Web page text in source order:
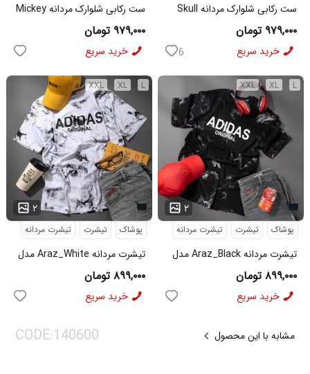
ست رکابی شلوارک مردانه Mickey
مدل 3996
۹۷۹,۰۰۰ تومان
خرید سریع
ست رکابی شلوارک مردانه Skull
مدل 3995
۹۷۹,۰۰۰ تومان
خرید سریع 6
L
XL
XXL
۲
پوشاک تیشرت تیشرت مردانه
تیشرت مردانه Araz_White مدل
3992
۸۹۹,۰۰۰ تومان
خرید سریع
L
XL
XXL
۲
پوشاک تیشرت تیشرت مردانه
تیشرت مردانه Araz_Black مدل
3991
۸۹۹,۰۰۰ تومان
خرید سریع
مشابه با این محصول